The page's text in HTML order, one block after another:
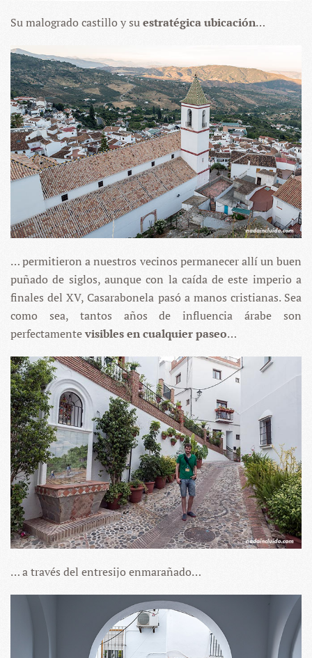
Su malogrado castillo y suestratégica ubicación…
… permitieron a nuestros vecinos permanecer allí un buen
puñado de siglos, aunque con la caída de este imperio a
finales del XV, Casarabonela pasó a manos cristianas. Sea
como sea, tantos años de influencia árabe son
perfectamentevisibles en cualquier paseo…
… a través del entresijo enmarañado…